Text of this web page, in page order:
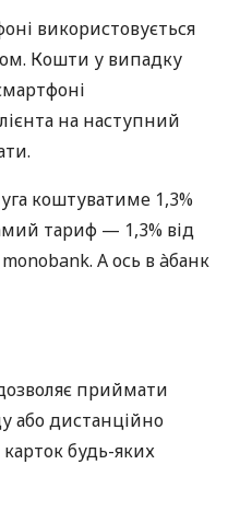
використовується
Кошти у випадку
на наступний
коштуватиме 1,3%
тариф — 1,3% від
А ось в àбанк
приймати
або дистанційно
будь-яких